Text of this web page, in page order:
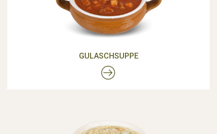
GULASCHSUPPE